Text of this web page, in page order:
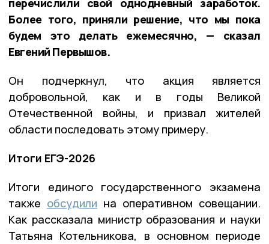
перечислили свой однодневный заработок.
Более того, приняли решение, что мы пока
будем это делать ежемесячно, — сказал
Евгений Первышов.
Он подчеркнул, что акция является
добровольной, как и в годы Великой
Отечественной войны, и призвал жителей
области последовать этому примеру.
Итоги ЕГЭ-2026
Итоги единого государственного экзамена
также обсудили на оперативном совещании.
Как рассказала министр образования и науки
Татьяна Котельникова, в основном периоде